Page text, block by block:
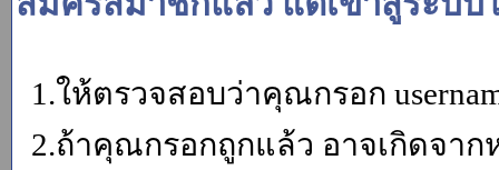
1.ให้ตรวจสอบว่าคุณกรอก
2.ถ้าคุณกรอกถูกแล้ว อาจเกิดจาก